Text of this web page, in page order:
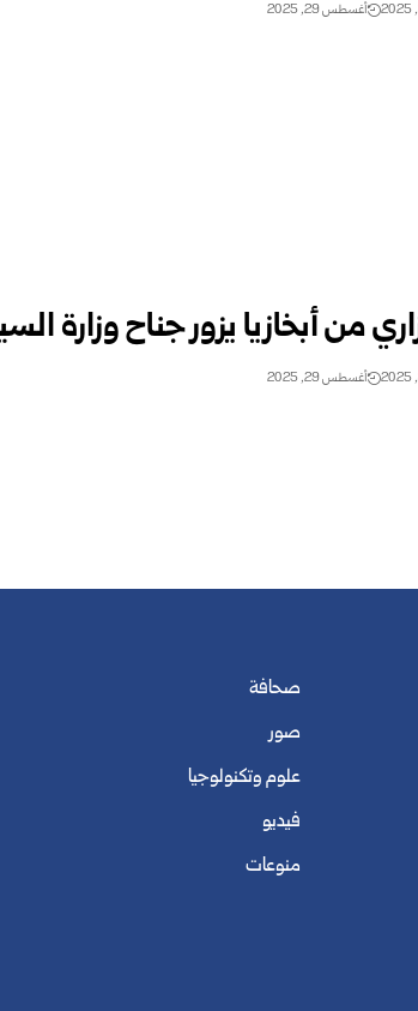
أغسطس 29, 2025
من أبخازيا يزور جناح وزارة
أغسطس 29, 2025
صحافة
صور
علوم وتكنولوجيا
فيديو
منوعات